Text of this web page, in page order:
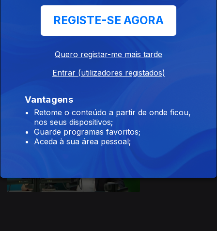
Ep. 2
Nuno Barata |
REGISTE-SE AGORA
Quero registar-me mais tarde
Entrar (utilizadores registados)
Vantagens
Retome o conteúdo a partir de onde ficou,
nos seus dispositivos;
Guarde programas favoritos;
Aceda à sua área pessoal;